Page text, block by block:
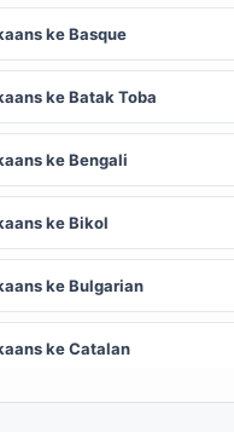
ke Basque
ke Batak Toba
ke Bengali
ke Bikol
ke Bulgarian
ke Catalan
ke Chinese